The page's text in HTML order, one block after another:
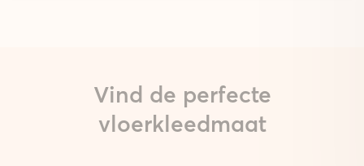
Vind de perfecte
vloerkleedmaat